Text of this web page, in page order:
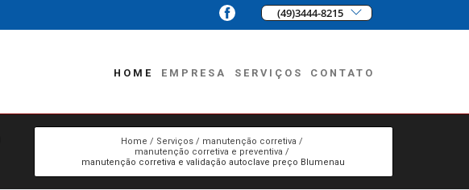
(49)3444-8215
HOME EMPRESA SERVIÇOS CONTATO
Home Serviços
manutenção corretiva
manutenção corretiva e preventiva
manutenção corretiva e validação autoclave preço Blumenau